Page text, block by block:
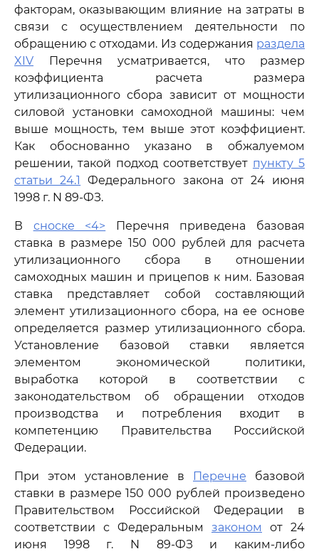
факторам, оказывающим влияние на затраты в
связи с осуществлением деятельности по
обращению с отходами. Из содержания раздела
XIV Перечня усматривается, что размер
коэффициента расчета размера
утилизационного сбора зависит от мощности
силовой установки самоходной машины: чем
выше мощность, тем выше этот коэффициент.
Как обоснованно указано в обжалуемом
решении, такой подход соответствует пункту 5
статьи 24.1
Федерального закона от 24 июня
1998 г. N 89-ФЗ.
В сноске <4> Перечня приведена базовая
ставка в размере 150 000 рублей для расчета
утилизационного сбора в отношении
самоходных машин и прицепов к ним. Базовая
ставка представляет собой составляющий
элемент утилизационного сбора, на ее основе
определяется размер утилизационного сбора.
Установление базовой ставки является
элементом экономической политики,
выработка которой в соответствии с
законодательством об обращении отходов
производства и потребления входит в
компетенцию Правительства Российской
Федерации.
При этом установление в Перечне базовой
ставки в размере 150 000 рублей произведено
Правительством Российской Федерации в
соответствии с Федеральным законом
от 24
июня 1998 г. N 89-ФЗ и каким-либо